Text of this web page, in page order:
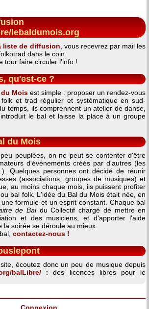
lebaldumois.org
liste de diffusion , vous recevrez par mail les
dans le coin.
tour faire circuler l'info !
qu'est-ce ?
Mois est simple : proposer un rendez-vous
et trad régulier et systématique en sud-
temps, ils comprennent un atelier de danse,
le bal et laisse la place à un groupe
du Mois
peuplées, on ne peut se contenter d'être
d'événements créés par d'autres (les
Quelques personnes ont décidé de réunir
(associations, groupes de musiques) et
au moins chaque mois, ils puissent profiter
bal folk. L'idée du Bal du Mois était née, en
formule et un esprit constant. Chaque bal
de Baldu Collectif chargé de mettre en
et des musiciens, et d'apporter l'aide
la soirée se déroule au mieux.
contactez-nous !
écoutez donc un peu de musique depuis
balLibre/: des licences libres pour le